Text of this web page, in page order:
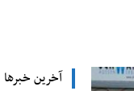
آخرین خبرها